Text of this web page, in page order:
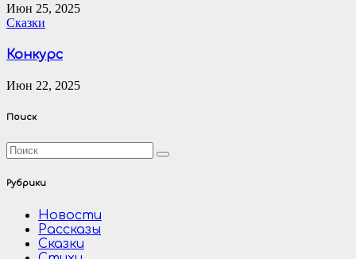
Июн 25, 2025
Сказки
Конкурс
Июн 22, 2025
Поиск
Рубрики
Новости
Рассказы
Сказки